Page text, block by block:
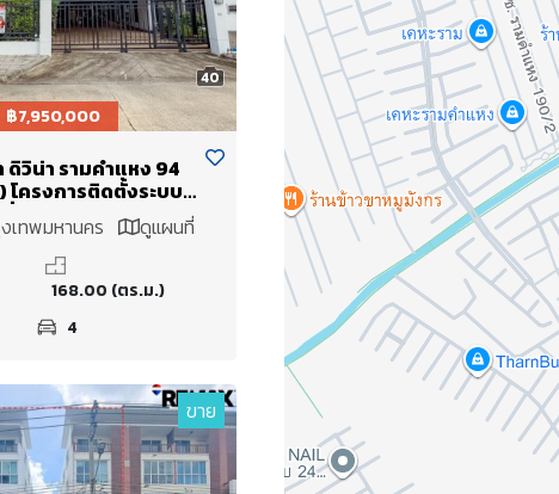
40
฿7,950,000
ดิวิน่า รามคำแหง 94
โครงการติดตั้งระบบ
กว่า 67.6 ตร.ว พร้อม
ปลา
งเทพมหานคร ดูแผนที่
168.00 (ตร.ม.)
4
ขาย